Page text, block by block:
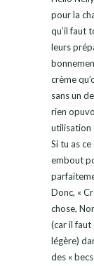
pour la
qu’il faut
leurs
crème
sans un
rien
utilisation
Si tu as
embout
Donc, «
chose,
(car il faut
légère)
des «